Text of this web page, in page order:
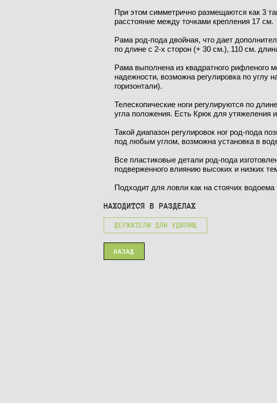
При этом симметрично размещаются как 3
расстояние между точками крепления 17 см.
Рама род-пода двойная, что дает
по длине с 2-х сторон (+ 30 см.), 110 см.
Рама выполнена из квадратного рифленого
надежности, возможна регулировка по углу
горизонтали).
Телескопические ноги регулируются по
угла положения. Есть Крюк для утяжеления
Такой диапазон регулировок ног род-пода
под любым углом, возможна установка в
Все пластиковые детали род-пода
подверженного влиянию высоких и низких
Подходит для ловли как на стоячих водоема
НАХОДИТСЯ В РАЗДЕЛАХ
ДЕРЖАТЕЛИ ДЛЯ УДИЛИЩ
НАЗАД